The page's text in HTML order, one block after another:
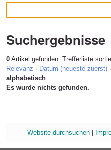
Suchergebnisse
0Artikel gefunden. Trefferliste
Relevanz · Datum (neueste zuerst) ·
alphabetisch
Es wurde nichts gefunden.
Website durchsuchen